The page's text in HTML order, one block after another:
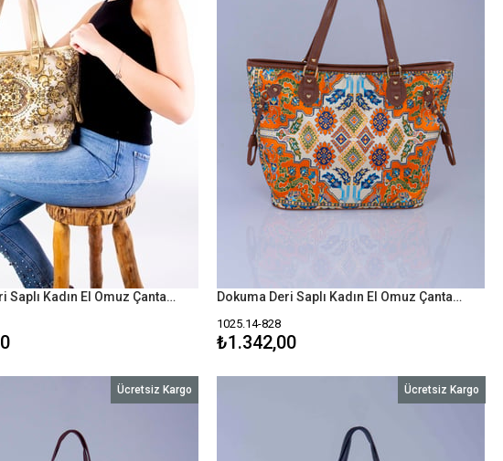
Dokuma Deri Saplı Kadın El Omuz Çanta Mottif İstanbul Otantik 1025 Dokuma Deri Saplı Kadın El Omuz Çanta Mottif İstanbul Otantik 1025
1025.14-828
₺1.342,00
Ücretsiz Kargo Ücretsiz Kargo